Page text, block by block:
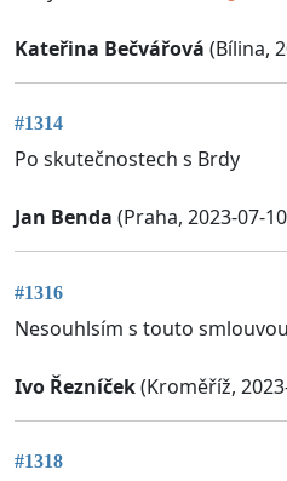
Kateřina Bečvářová (Bílina,
#1314
Po skutečnostech s Brdy
Jan Benda (Praha, 2023-07-
#1316
Nesouhlsím s touto
Ivo Řezníček(Kroměříž,
#1318